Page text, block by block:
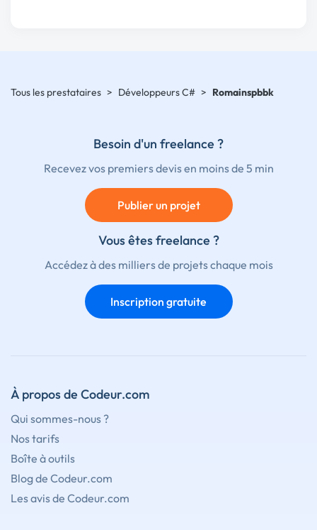
Tous les prestataires > Développeurs C# > Romainspbbk
Besoin d'un freelance ?
Recevez vos premiers devis en moins de 5 min
Publier un projet
Vous êtes freelance ?
Accédez à des milliers de projets chaque mois
Inscription gratuite
À propos de Codeur.com
Qui sommes-nous ?
Nos tarifs
Boîte à outils
Blog de Codeur.com
Les avis de Codeur.com